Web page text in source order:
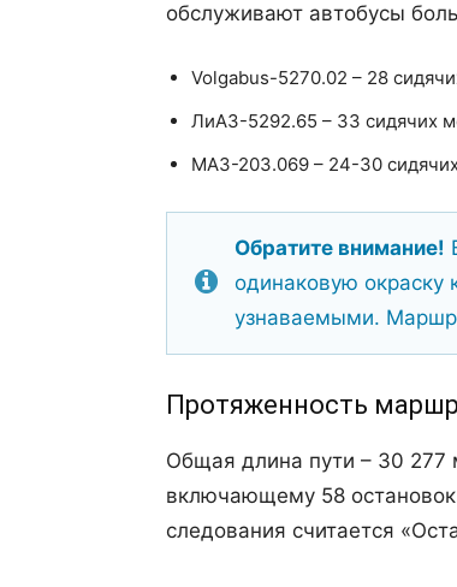
обслуживают автобусы
Volgabus-5270.02 – 28
ЛиАЗ-5292.65 – 33 сидячих
МАЗ-203.069 – 24-30
Обратите внимание!
одинаковую окраску
узнаваемыми.
Протяженность
Общая длина пути – 30 277
включающему 58
следования считается